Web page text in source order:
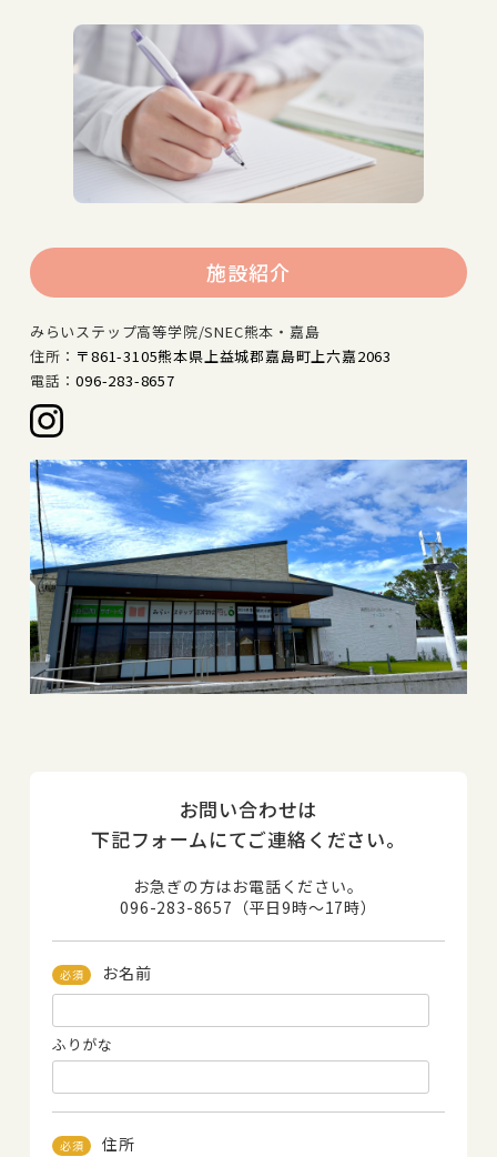
施設紹介
みらいステップ高等学院/SNEC熊本・嘉島
住所： 〒861-3105熊本県上益城郡嘉島町上六嘉2063
電話：096-283-8657
お問い合わせは
下記フォームにてご連絡ください。
お急ぎの方はお電話ください。
096-283-8657（平日9時～17時）
必須 お名前
ふりがな
必須 住所